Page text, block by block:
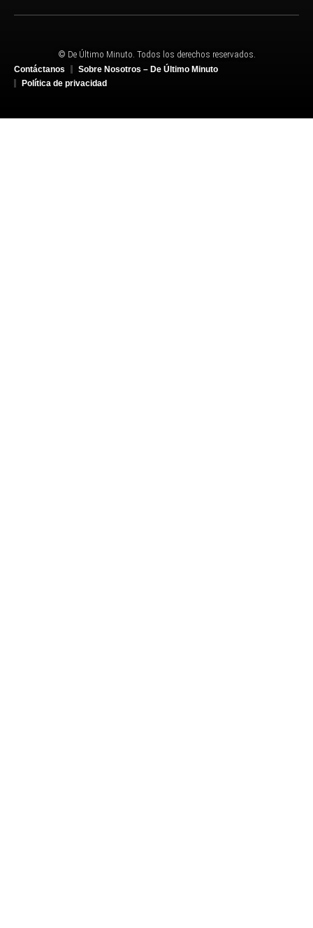
© De Último Minuto. Todos los derechos reservados.
Contáctanos
Sobre Nosotros – De Último Minuto
Política de privacidad